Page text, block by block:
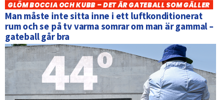
GLÖM BOCCIA OCH KUBB – DET ÄR GATEBALL SOM GÄLLER
Man måste inte sitta inne i ett luftkonditionerat
rum och se på tv varma somrar om man är gammal –
gateball går bra